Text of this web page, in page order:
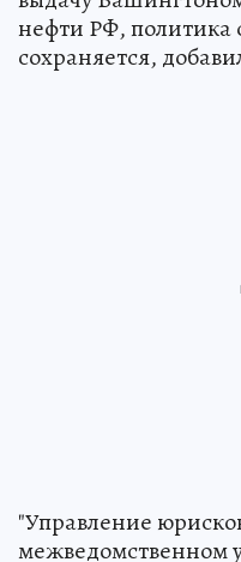
нефти РФ, политика
сохраняется,
"Управление
межведомственном